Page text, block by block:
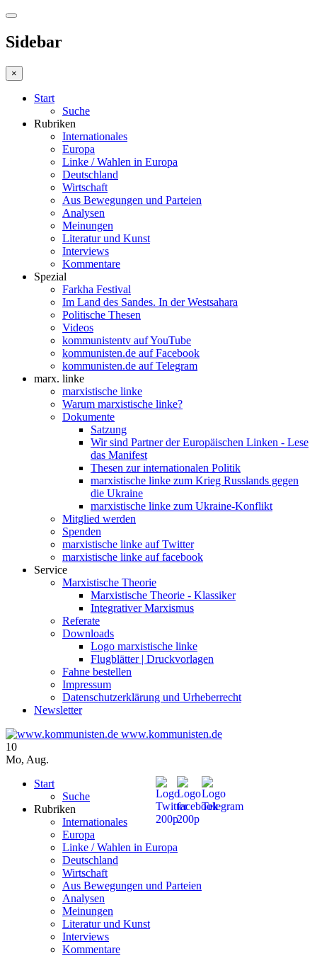
Sidebar
×
Start
Suche
Rubriken
Internationales
Europa
Linke / Wahlen in Europa
Deutschland
Wirtschaft
Aus Bewegungen und Parteien
Analysen
Meinungen
Literatur und Kunst
Interviews
Kommentare
Spezial
Farkha Festival
Im Land des Sandes. In der Westsahara
Politische Thesen
Videos
kommunistentv auf YouTube
kommunisten.de auf Facebook
kommunisten.de auf Telegram
marx. linke
marxistische linke
Warum marxistische linke?
Dokumente
Satzung
Wir sind Partner der Europäischen Linken - Lese
das Manifest
Thesen zur internationalen Politik
marxistische linke zum Krieg Russlands gegen
die Ukraine
marxistische linke zum Ukraine-Konflikt
Mitglied werden
Spenden
marxistische linke auf Twitter
marxistische linke auf facebook
Service
Marxistische Theorie
Marxistische Theorie - Klassiker
Integrativer Marxismus
Referate
Downloads
Logo marxistische linke
Flugblätter | Druckvorlagen
Fahne bestellen
Impressum
Datenschutzerklärung und Urheberrecht
Newsletter
www.kommunisten.de
10
Mo, Aug.
Start
Suche
Rubriken
Internationales
Europa
Linke / Wahlen in Europa
Deutschland
Wirtschaft
Aus Bewegungen und Parteien
Analysen
Meinungen
Literatur und Kunst
Interviews
Kommentare